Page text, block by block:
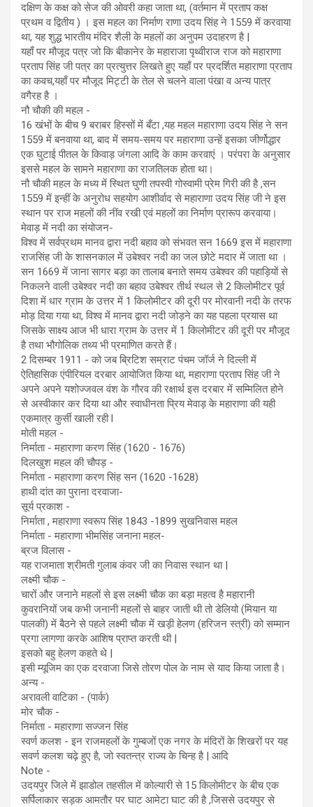
दक्षिण के कक्ष को सेज की ओवरी कहा जाता था, (वर्तमान में प्रताप कक्ष
प्रथम व द्वितीय ) । इस महल का निर्माण राणा उदय सिंह ने 1559 में करवाया
था, यह शुद्ध भारतीय मंदिर शैली के महलों का अनुपम उदाहरण है |
यहाँ पर मौजूद पत्र जो कि बीकानेर के महाराजा पृथ्वीराज राज को महाराणा
प्रताप सिंह जी पत्र का प्रत्युत्तर लिखते हुए यहाँ पर प्रदर्शित महाराणा प्रताप
का कवच,यहाँ पर मौजूद मिट्टी के तेल से चलने वाला पंखा व अन्य पात्र
वगैरह है ।
नौ चौकी की महल -
16 खंभों के बीच 9 बराबर हिस्सों में बँटा ,यह महल महाराणा उदय सिंह ने सन
1559 में बनवाया था, बाद में समय-समय पर महाराणा उन्हें इसका जीर्णोद्धार
एक घुटाई पीतल के किवाड़ जंगला आदि के काम करवाएं । परंपरा के अनुसार
इससे महल के सामने महाराणा का राजतिलक होता था।
नौ चौकी महल के मध्य में स्थित घुणी तपस्वी गोस्वामी प्रेम गिरी की है ,सन
1559 में इन्हीं के अनुरोध सहयोग आशीर्वाद से महाराणा उदय सिंह जी ने इस
स्थान पर राज महलों की नींव रखी एवं महलों का निर्माण प्रारूप करवाया।
मेवाड़ में नदी का संयोजन-
विश्व में सर्वप्रथम मानव द्वारा नदी बहाव को संभवत सन 1669 इस में महाराणा
राजसिंह जी के शासनकाल में उबेश्वर नदी का जल छोटे मदार में जाता था ।
सन 1669 में जाना सागर बड़ा का तालाब बनाते समय उबेश्वर की पहाड़ियों से
निकलने वाली उबेश्वर नदी का बहाव उबेश्वर तीर्थ स्थल से 2 किलोमीटर पूर्व
दिशा में धार ग्राम के उत्तर में 1 किलोमीटर की दूरी पर मोरवानी नदी के तरफ
मोड़ दिया गया था, विश्व में मानव द्वारा नदी जोड़ने का यह पहला प्रयास था
जिसके साक्ष्य आज भी धारा ग्राम के उत्तर में 1 किलोमीटर की दूरी पर मौजूद
है तथा भौगोलिक तथ्य भी प्रमाणित करते हैं।
2 दिसम्बर 1911 - को जब ब्रिटिश सम्राट पंचम जॉर्ज ने दिल्ली में
ऐतिहासिक एंपीरियल दरबार आयोजित किया था, महाराणा प्रताप सिंह जी ने
अपने अपने यशोज्जवल वंश के गौरव की रक्षार्थ इस दरबार में सम्मिलित होने
से अस्वीकार कर दिया था और स्वाधीनता प्रिय मेवाड़ के महाराणा की यही
एकमात्र कुर्सी खाली रही l
मोती महल -
निर्माता - महाराणा करण सिंह (1620 - 1676)
दिलखुश महल की चौपड़ -
निर्माता - महाराणा करण सिंह सन (1620 -1628)
हाथी दांत का पुराना दरवाजा-
सूर्य प्रकाश -
निर्माता , महाराणा स्वरूप सिंह 1843 -1899 सुखनिवास महल
निर्माता - महाराणा भीमसिंह जनाना महल-
ब्रज विलास -
यह राजमाता श्रीमती गुलाब कंवर जी का निवास स्थान था |
लक्ष्मी चौक -
चारों और जनाने महलों से इस लक्ष्मी चौक का बड़ा महत्व है महारानी
कुवरानियों जब कभी जनानी महलों से बाहर जाती थी तो डेलियो (मियान या
पालकी) में बैठने से पहले लक्ष्मी चौक में खड़ी हेलण (हरिजन स्त्री) को सम्मान
प्रगा लागणा करके आशिष प्राप्त करती थी |
इसको बहु हेलण कहते थे |
इसी म्यूजिम का एक दरवाजा जिसे तोरण पोल के नाम से याद किया जाता है।
अन्य -
अरावली वाटिका - (पार्क)
मोर चौक -
निर्माता - महाराणा सज्जन सिंह
स्वर्ण कलश - इन राजमहलों के गुम्बजों एक नगर के मंदिरों के शिखरों पर यह
सवर्ण कलश चढ़े हुए है, जो स्वतन्त्र राज्य के चिन्ह है | आदि
Note -
उदयपुर जिले में झाडोल तहसील में कोल्यारी से 15 किलोमीटर के बीच एक
सर्पिलाकार सड़क आमतौर पर घाट आमेटा घाट की है ,जिससे उदयपुर से